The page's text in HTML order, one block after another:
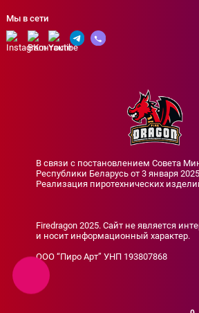
В связи с постановлением Совета
Республики Беларусь от 3 января
Реализация пиротехнических
Firedragon 2025. Сайт не является
и носит информационный характер.
ООО “Пиро Арт” УНП 193807868
Мы в сети